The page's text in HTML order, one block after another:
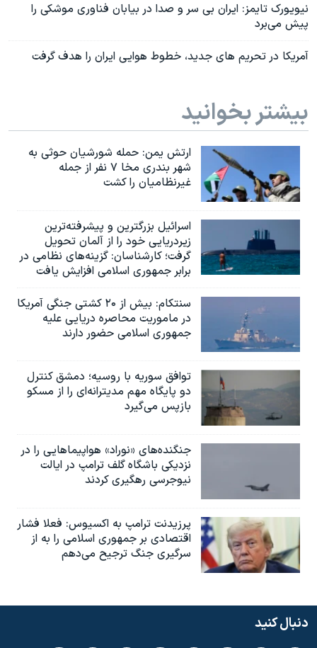
نیویورک تایمز: ایران بی سر و صدا در بیابان فناوری موشکی را
پیش می‌برد
آمریکا در تحریم های جدید، خطوط هوایی ایران را هدف گرفت
بیشتر بخوانید
ارتش یمن: حمله شورشیان حوثی به
شهر بندری مخا ۷ نفر از جمله
غیرنظامیان را کشت
اسرائيل بزرگترین و پیشرفته‌ترین
زیردریایی خود را از آلمان تحویل
گرفت؛ کارشناسان: گزینه‌های نظامی در
برابر جمهوری اسلامی افزایش یافت
سنتکام: بیش از ۲۰ کشتی جنگی آمریکا
در ماموریت محاصره دریایی علیه
جمهوری اسلامی حضور دارند
توافق سوریه با روسیه؛ دمشق کنترل
دو پایگاه مهم مدیترانه‌ای را از مسکو
بازپس می‌گیرد
جنگنده‌های «نوراد» هواپیماهایی را در
نزدیکی باشگاه گلف ترامپ در ایالت
نیوجرسی رهگیری کردند
پرزیدنت ترامپ به اکسیوس: فعلا فشار
اقتصادی بر جمهوری اسلامی را به از
سرگیری جنگ ترجیح می‌دهم
دنبال کنید